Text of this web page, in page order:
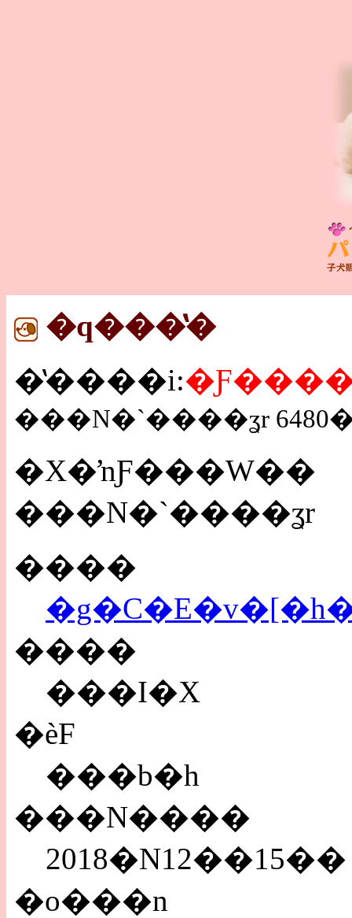
�q���̔�
�̔����i:
���N�`����ʓr
�X�ŉƑ���W��
���N�`����ʓr
����
����
���I�X
�ѐF
���b�h
���N����
2018�N12��15��
�o���n